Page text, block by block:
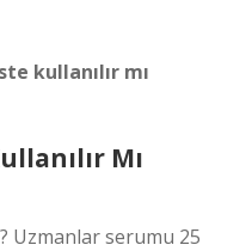
kullanılır mı
Mı
Uzmanlar serumu 25